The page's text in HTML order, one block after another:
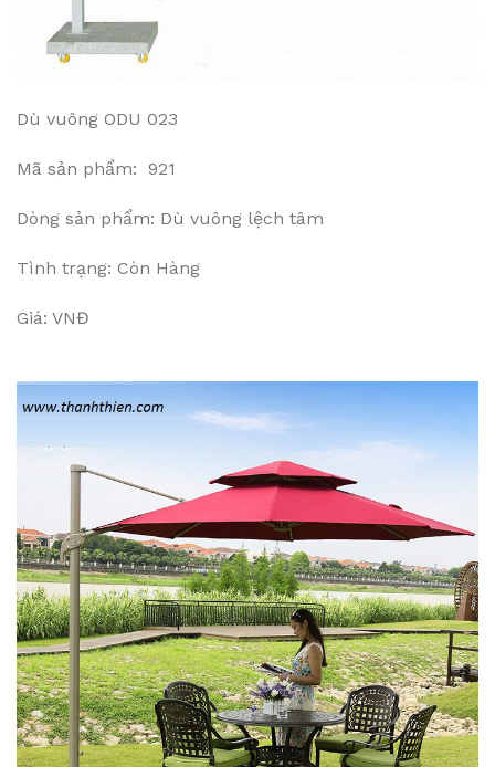
Dù vuông ODU 023
Mã sản phẩm: 921
Dòng sản phẩm: Dù vuông lệch tâm
Tình trạng: Còn Hàng
Giá: VNĐ